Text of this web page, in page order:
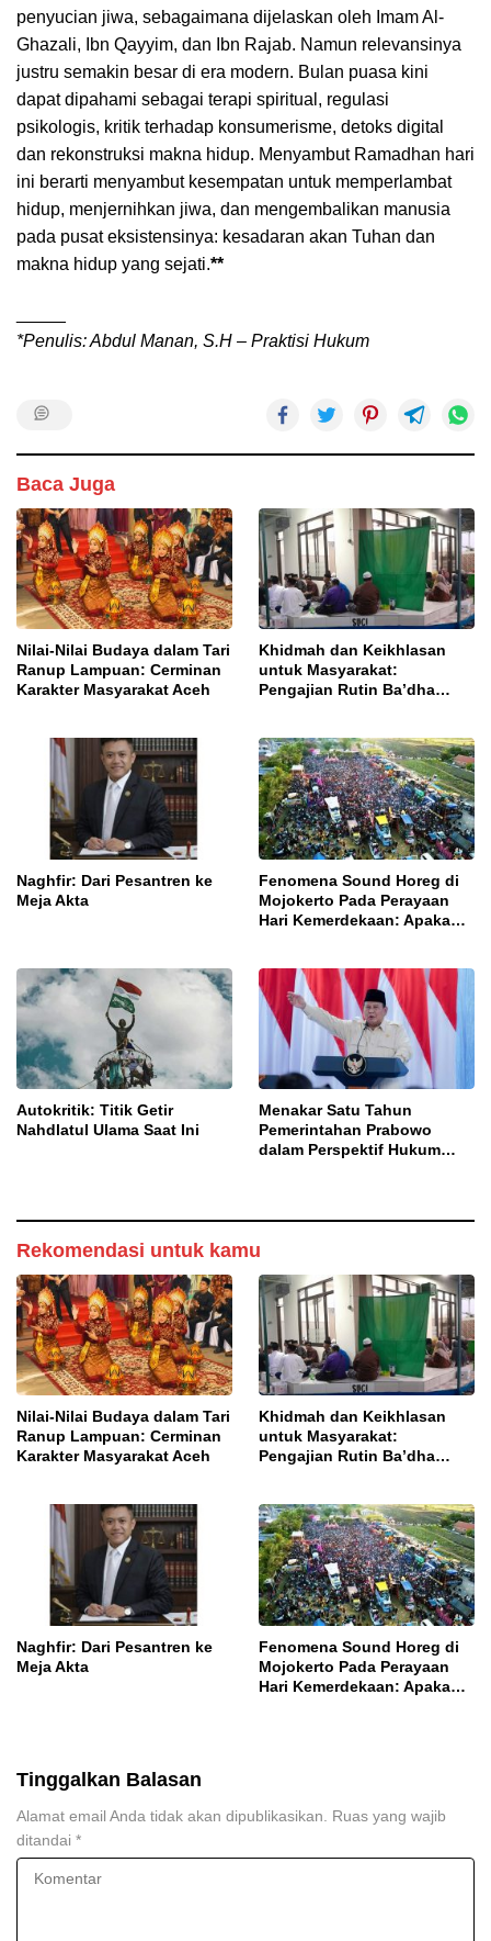
penyucian jiwa, sebagaimana dijelaskan oleh Imam Al-
Ghazali, Ibn Qayyim, dan Ibn Rajab. Namun relevansinya
justru semakin besar di era modern. Bulan puasa kini
dapat dipahami sebagai terapi spiritual, regulasi
psikologis, kritik terhadap konsumerisme, detoks digital
dan rekonstruksi makna hidup. Menyambut Ramadhan hari
ini berarti menyambut kesempatan untuk memperlambat
hidup, menjernihkan jiwa, dan mengembalikan manusia
pada pusat eksistensinya: kesadaran akan Tuhan dan
makna hidup yang sejati.**
*Penulis: Abdul Manan, S.H – Praktisi Hukum
Baca Juga
Nilai-Nilai Budaya dalam Tari
Ranup Lampuan: Cerminan
Karakter Masyarakat Aceh
Khidmah dan Keikhlasan
untuk Masyarakat:
Pengajian Rutin Ba’dha
Naghfir: Dari Pesantren ke
Meja Akta
Fenomena Sound Horeg di
Mojokerto Pada Perayaan
Hari Kemerdekaan: Apakah
Autokritik: Titik Getir
Nahdlatul Ulama Saat Ini
Menakar Satu Tahun
Pemerintahan Prabowo
dalam Perspektif Hukum
Rekomendasi untuk kamu
Nilai-Nilai Budaya dalam Tari
Ranup Lampuan: Cerminan
Karakter Masyarakat Aceh
Khidmah dan Keikhlasan
untuk Masyarakat:
Pengajian Rutin Ba’dha
Naghfir: Dari Pesantren ke
Meja Akta
Fenomena Sound Horeg di
Mojokerto Pada Perayaan
Hari Kemerdekaan: Apakah
Tinggalkan Balasan
Alamat email Anda tidak akan dipublikasikan.
Ruas yang wajib
ditandai *